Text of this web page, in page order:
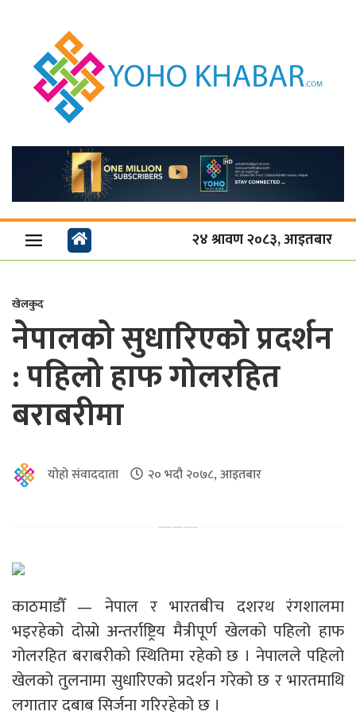
२४ श्रावण २०८३, आइतबार
खेलकुद
नेपालको सुधारिएको प्रदर्शन
: पहिलो हाफ गोलरहित
बराबरीमा
योहो संवाददाता २० भदौ २०७८, आइतबार
काठमाडौँ — नेपाल र भारतबीच दशरथ रंगशालमा
भइरहेको दोस्रो अन्तर्राष्ट्रिय मैत्रीपूर्ण खेलको पहिलो हाफ
गोलरहित बराबरीको स्थितिमा रहेको छ । नेपालले पहिलो
खेलको तुलनामा सुधारिएको प्रदर्शन गरेको छ र भारतमाथि
लगातार दबाब सिर्जना गरिरहेको छ ।